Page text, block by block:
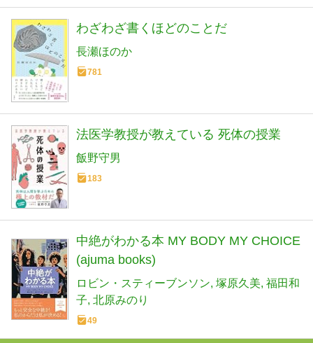
わざわざ書くほどのことだ
長瀬ほのか
781
法医学教授が教えている 死体の授業
飯野守男
183
中絶がわかる本 MY BODY MY CHOICE
(ajuma books)
ロビン・スティーブンソン 塚原久美 福田和
子 北原みのり
49